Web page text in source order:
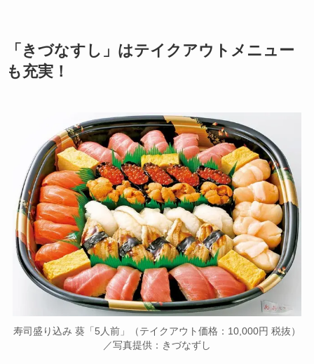
「きづなすし」はテイクアウトメニュー
も充実！
寿司盛り込み 葵「5人前」（テイクアウト価格：10,000円 税抜）
／写真提供：きづなずし